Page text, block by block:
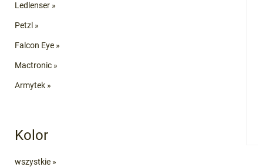
Ledlenser »
Petzl »
Falcon Eye »
Mactronic »
Armytek »
Kolor
wszystkie »